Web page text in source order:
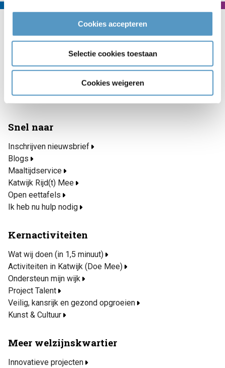
Cookies accepteren
Selectie cookies toestaan
Cookies weigeren
Welzijnskwartier
2223 AS Katwijk
info@welzijnskwartier.nl
Snel naar
Inschrijven nieuwsbrief
Blogs
Maaltijdservice
Katwijk Rijd(t) Mee
Open eettafels
Ik heb nu hulp nodig
Kernactiviteiten
Wat wij doen (in 1,5 minuut)
Activiteiten in Katwijk (Doe Mee)
Ondersteun mijn wijk
Project Talent
Veilig, kansrijk en gezond opgroeien
Kunst & Cultuur
Meer welzijnskwartier
Innovatieve projecten